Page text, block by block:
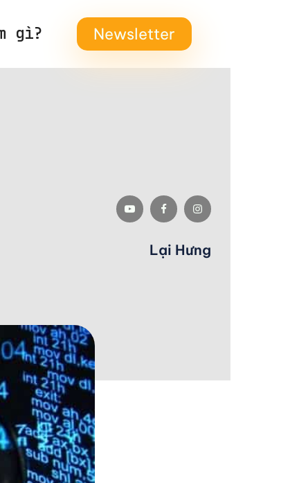
gì? Newsletter
Lại Hưng